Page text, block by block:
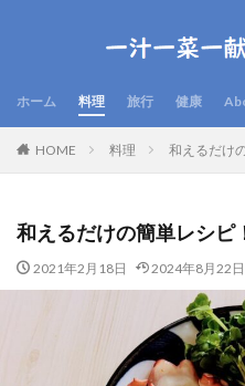
ホーム 料理 旅行 健康
HOME 料理 和えるだけ
和えるだけの簡単レシピ
2021年2月18日 2024年8月22日